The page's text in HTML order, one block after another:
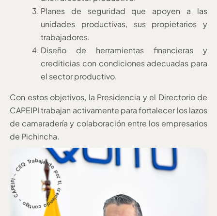
Planes de seguridad que apoyen a las
unidades productivas, sus propietarios y
trabajadores.
Diseño de herramientas financieras y
crediticias con condiciones adecuadas para
el sector productivo.
Con estos objetivos, la Presidencia y el Directorio de
CAPEIPI trabajan activamente para fortalecer los lazos
de camaradería y colaboración entre los empresarios
de Pichincha.
Trab
a
ja
n
d
o
p
o
r
t
i
,
c
r
e
c
ie
ndo c
o
n
ti
g
o
-
C
A
P
E
I
P
I
-
C
E
Q -